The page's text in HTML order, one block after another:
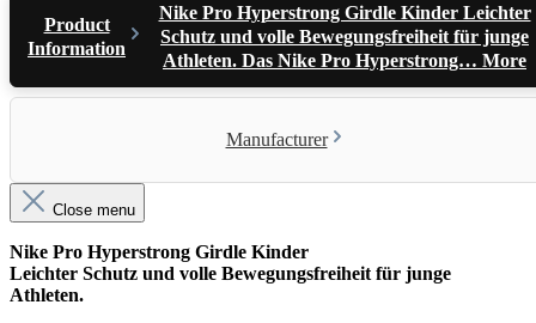
Product
Information
Nike Pro Hyperstrong Girdle Kinder Leichter
Schutz und volle Bewegungsfreiheit für junge
Athleten. Das Nike Pro Hyperstrong… More
Manufacturer
Close menu
Nike Pro Hyperstrong Girdle Kinder
Leichter Schutz und volle Bewegungsfreiheit für junge
Athleten.